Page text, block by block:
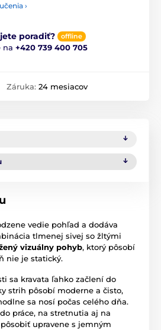
›
poradiť? offline
na +420 739 400 705
Záruka: 24 mesiacov
vedie pohľad a dodáva
tlmenej sivej so žltými
vizuálny pohyb, ktorý pôsobí
nie je statický.
sa kravata ľahko začlení do
strih pôsobí moderne a čisto,
sa nosí počas celého dňa.
práce, na stretnutia aj na
upravene s jemným